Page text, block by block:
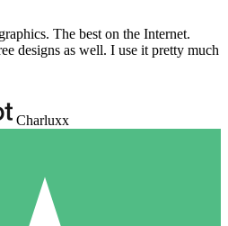
The best on the Internet.
designs as well. I use it pretty much
Charluxx